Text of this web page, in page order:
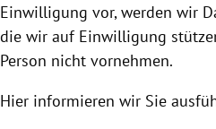
Untermenü
Untermenü
Untermenü
Einwilligung vor, werden wir
die wir auf Einwilligung
Person nicht vornehmen.
Hier informieren wir Sie